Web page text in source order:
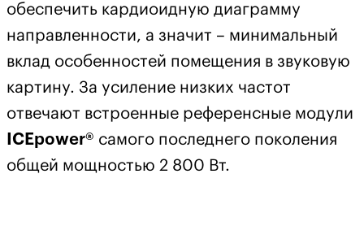
обеспечить кардиоидную диаграмму
направленности, а значит – минимальный
вклад особенностей помещения в звуковую
картину. За усиление низких частот
отвечают встроенные референсные модули
ICEpower® самого последнего поколения
общей мощностью 2 800 Вт.